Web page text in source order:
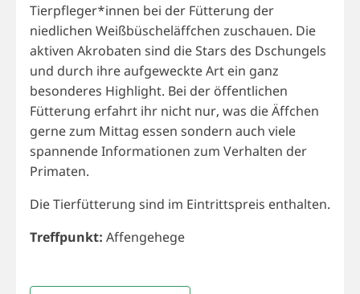
Tierpfleger*innen bei der Fütterung der
niedlichen Weißbüscheläffchen zuschauen. Die
aktiven Akrobaten sind die Stars des Dschungels
und durch ihre aufgeweckte Art ein ganz
besonderes Highlight. Bei der öffentlichen
Fütterung erfahrt ihr nicht nur, was die Äffchen
gerne zum Mittag essen sondern auch viele
spannende Informationen zum Verhalten der
Primaten.
Die Tierfütterung sind im Eintrittspreis enthalten.
Treffpunkt: Affengehege